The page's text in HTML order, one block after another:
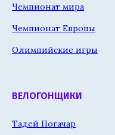
Чемпионат мира
Чемпионат Европы
Олимпийские игры
ВЕЛОГОНЩИКИ
Тадей Погачар